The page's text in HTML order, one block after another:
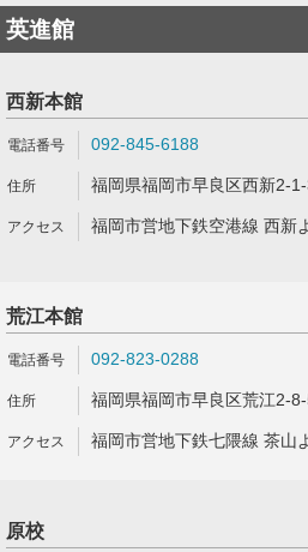
英進館
西新本館
092-845-6188
福岡県福岡市早良区西新2-
福岡市営地下鉄空港線 西新
荒江本館
092-823-0288
福岡県福岡市早良区荒江2-
福岡市営地下鉄七隈線 茶山
原校